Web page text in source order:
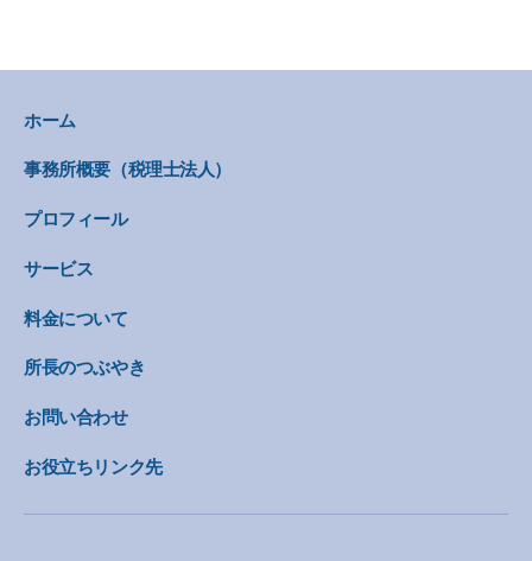
ホーム
事務所概要（税理士法人）
プロフィール
サービス
料金について
所長のつぶやき
お問い合わせ
お役立ちリンク先